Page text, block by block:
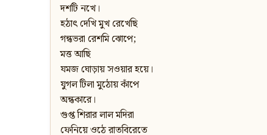
দশটি নখে।
হঠাৎ দেখি মুখ রেখেছি
গন্ধভরা রেশমি ঝোপে;
মত্ত আছি
যমজ ঘোড়ায় সওয়ার হয়ে।
যুগল টিলা মুঠোয় কাঁপে
অন্ধকারে।
গুপ্ত শিরার লাল মদিরা
ফেনিয়ে ওঠে রাতবিরেতে